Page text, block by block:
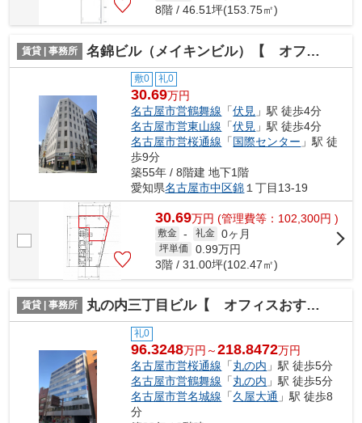
8階 / 46.51坪(153.75㎡)
賃貸 | 事務所 名錦ビル（メイキンビル）【 オフィスおすすめ 】
敷0 礼0
30.69万円
名古屋市営鶴舞線 「伏見 」駅 徒歩4分
名古屋市営東山線 「伏見 」駅 徒歩4分
名古屋市営桜通線 「国際センター 」駅 徒
歩9分
築55年 / 8階建 地下1階
愛知県名古屋市中区錦１丁目13-19
30.69万円 (管理費等：102,300円 )
敷金 - 礼金 0ヶ月
坪単価 0.99万円
3階 / 31.00坪(102.47㎡)
賃貸 | 事務所 丸の内三丁目ビル【 オフィスおすすめ 】
礼0
96.3248万円～218.8472万円
名古屋市営桜通線 「丸の内 」駅 徒歩5分
名古屋市営鶴舞線 「丸の内 」駅 徒歩5分
名古屋市営名城線 「久屋大通 」駅 徒歩8
分